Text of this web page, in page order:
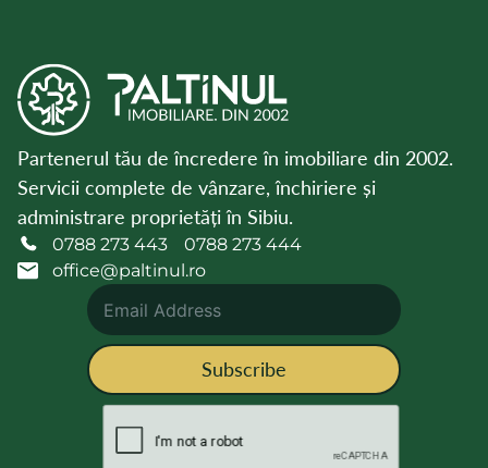
Partenerul tău de încredere în imobiliare din 2002.
Servicii complete de vânzare, închiriere și
administrare proprietăți în Sibiu.
0788 273 443
0788 273 444
office@paltinul.ro
Subscribe